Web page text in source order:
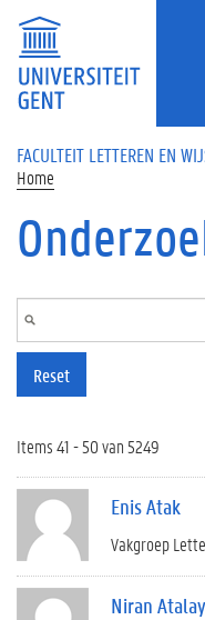
Overslaan en naar de inhoud gaan
FACULTEIT LETTEREN EN
Home
Reset
Items 41 - 50 van 5249
Enis Atak
Vakgroep
Niran Atalay